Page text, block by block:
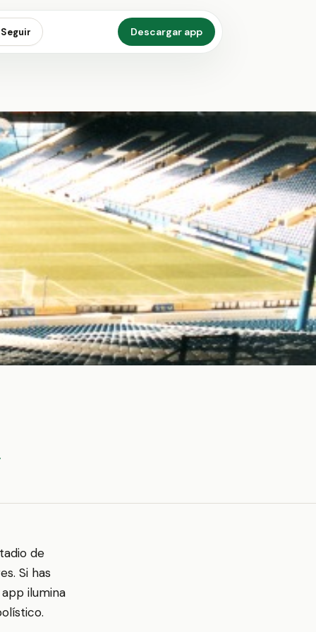
Seguir Descargar app
de
Si has
ilumina